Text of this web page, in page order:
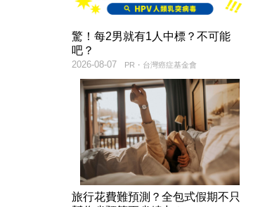
驚！每2男就有1人中標？不可能
吧？
PR・台灣癌症基金會
2026-08-07
旅行花費難預測？全包式假期不只